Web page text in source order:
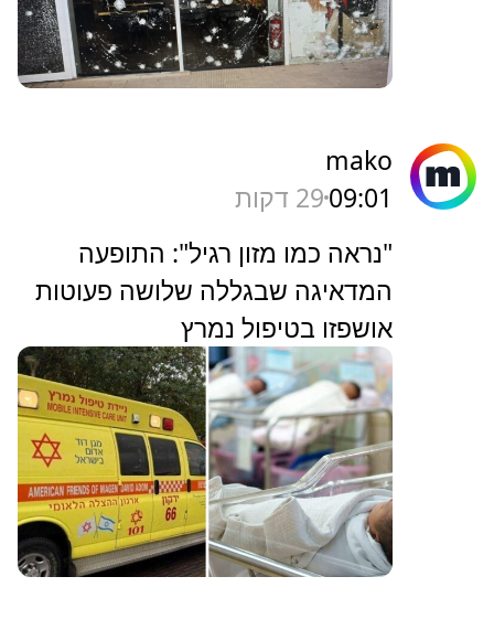
mako
09:0129 דקות
"נראה כמו מזון רגיל": התופעה
המדאיגה שבגללה שלושה פעוטות
אושפזו בטיפול נמרץ